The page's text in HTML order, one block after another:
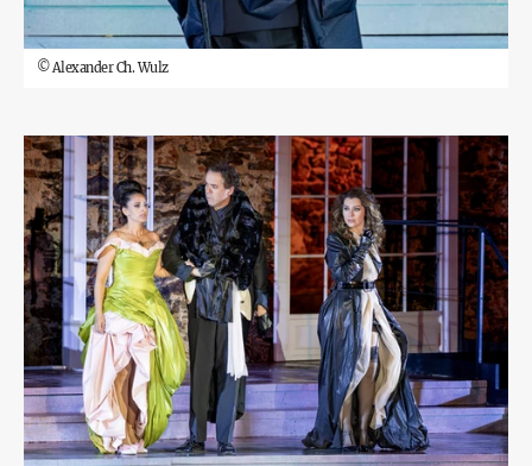
©Alexander Ch. Wulz